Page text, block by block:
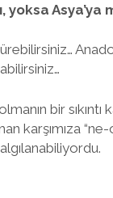
yoksa Asya’ya
bir sıkıntı
karşımıza